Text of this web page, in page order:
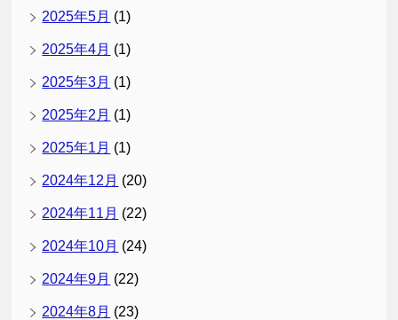
2025年5月 (1)
2025年4月 (1)
2025年3月 (1)
2025年2月 (1)
2025年1月 (1)
2024年12月 (20)
2024年11月 (22)
2024年10月 (24)
2024年9月 (22)
2024年8月 (23)